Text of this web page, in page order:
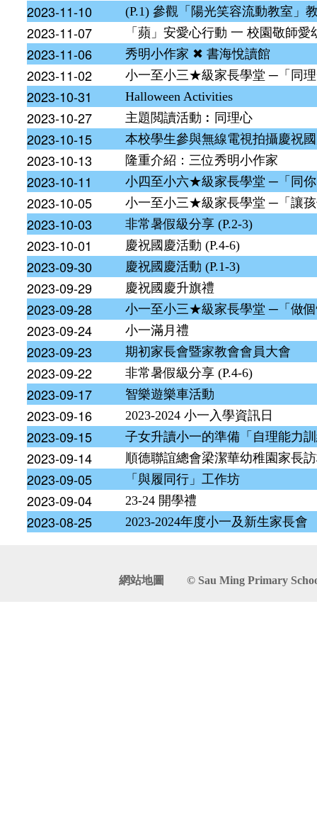
2023-11-10 (P.1) 參觀「陽光笑容流動教室」
2023-11-07 「蘋」安愛心行動 一 校園敬師愛
2023-11-06 秀明小作家 ✖ 書海悅讀館
2023-11-02 小一至小三★級家長學堂 ─「同
2023-10-31 Halloween Activities
2023-10-27 主題閲讀活動︰同理心
2023-10-15 本校學生參與無線電視拍攝慶祝
2023-10-13 隆重介紹：三位秀明小作家
2023-10-11 小四至小六★級家長學堂 ─「同
2023-10-05 小一至小三★級家長學堂 ─「讓
2023-10-03 非常暑假級分享 (P.2-3)
2023-10-01 慶祝國慶活動 (P.4-6)
2023-09-30 慶祝國慶活動 (P.1-3)
2023-09-29 慶祝國慶升旗禮
2023-09-28 小一至小三★級家長學堂 ─「做
2023-09-24 小一滿月禮
2023-09-23 期初家長會暨家教會會員大會
2023-09-22 非常暑假級分享 (P.4-6)
2023-09-17 智樂遊樂車活動
2023-09-16 2023-2024 小一入學資訊日
2023-09-15 子女升讀小一的準備「自理能力
2023-09-14 順德聯誼總會梁潔華幼稚園家長
2023-09-05 「與履同行」工作坊
2023-09-04 23-24 開學禮
2023-08-25 2023-2024年度小一及新生家長會
網站地圖 © Sau Ming Primary